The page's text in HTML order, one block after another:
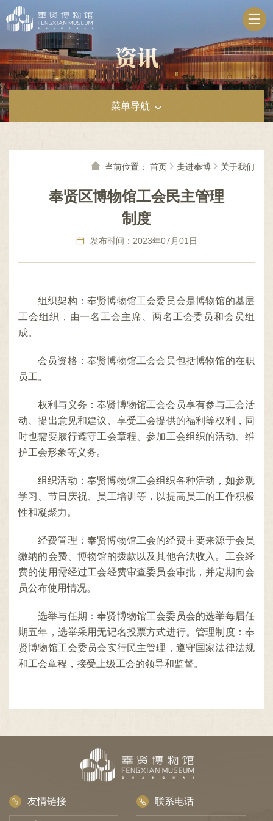
障
碍
作
说
明
跳
转
到
菜单导航
当前位置： 首页 走进奉博 关于我们
奉贤区博物馆工会民主管理
制度
发布时间：2023年07月01日
组织架构：奉贤博物馆工会委员会是博物馆的基层
工会组织，由一名工会主席、两名工会委员和会员组
成。
会员资格：奉贤博物馆工会会员包括博物馆的在职
员工。
权利与义务：奉贤博物馆工会会员享有参与工会活
动、提出意见和建议、享受工会提供的福利等权利，同
时也需要履行遵守工会章程、参加工会组织的活动、维
护工会形象等义务。
组织活动：奉贤博物馆工会组织各种活动，如参观
学习、节日庆祝、员工培训等，以提高员工的工作积极
性和凝聚力。
经费管理：奉贤博物馆工会的经费主要来源于会员
缴纳的会费、博物馆的拨款以及其他合法收入。工会经
费的使用需经过工会经费审查委员会审批，并定期向会
员公布使用情况。
选举与任期：奉贤博物馆工会委员会的选举每届任
期五年，选举采用无记名投票方式进行。管理制度：奉
贤博物馆工会委员会实行民主管理，遵守国家法律法规
和工会章程，接受上级工会的领导和监督。
友情链接 联系电话